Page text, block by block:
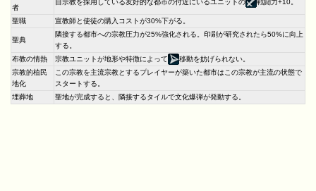
者
聖職 宣教師と使徒の購入コストが30%下がる。
聖典
隣接する都市への宗教圧力が25%強化される。印刷が研究されたら50%に向上
する。
布教の情熱
宗教ユニットが地形や特徴によって
移動を妨げられない。
宗教的植民
地化
この宗教を主流宗教とするプレイヤーが築いた都市はこの宗教が主流の状態で
スタートする。
埋葬地
聖地が完成すると、隣接するタイルで文化爆弾が発動する。